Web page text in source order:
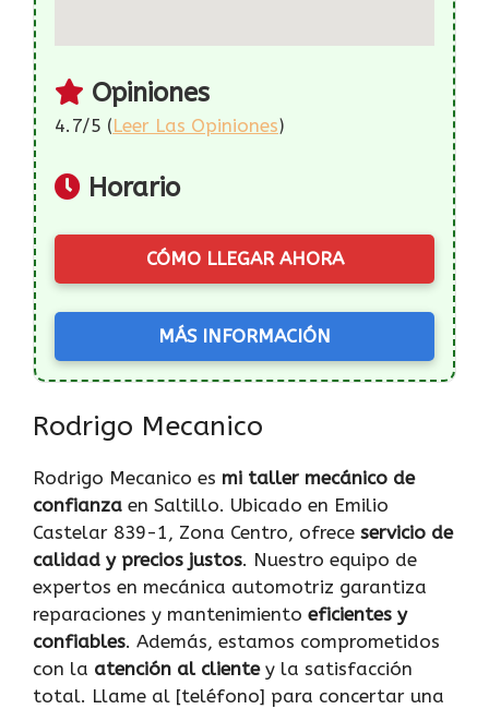
Opiniones
4.7/5 (Leer Las Opiniones)
Horario
CÓMO LLEGAR AHORA
MÁS INFORMACIÓN
Rodrigo Mecanico
Rodrigo Mecanico es mi taller mecánico de
confianza en Saltillo. Ubicado en Emilio
Castelar 839-1, Zona Centro, ofrece servicio de
calidad y precios justos. Nuestro equipo de
expertos en mecánica automotriz garantiza
reparaciones y mantenimiento eficientes y
confiables. Además, estamos comprometidos
con la atención al clientey la satisfacción
total. Llame al [teléfono] para concertar una